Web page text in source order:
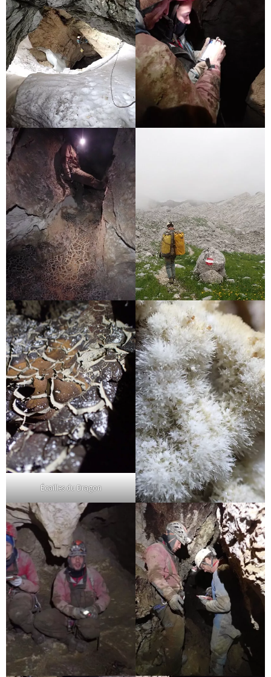
Écailles du Dragon